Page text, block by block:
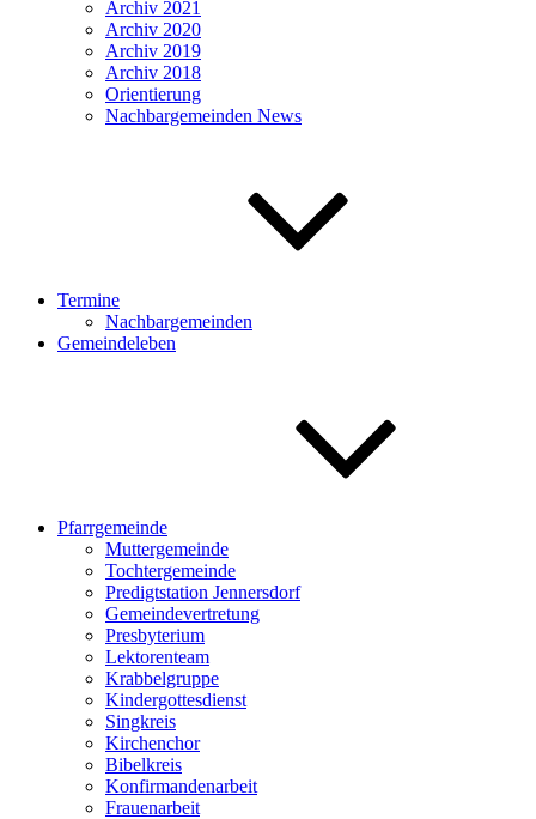
Archiv 2021
Archiv 2020
Archiv 2019
Archiv 2018
Orientierung
Nachbargemeinden News
Termine
Nachbargemeinden
Gemeindeleben
Pfarrgemeinde
Muttergemeinde
Tochtergemeinde
Predigtstation Jennersdorf
Gemeindevertretung
Presbyterium
Lektorenteam
Krabbelgruppe
Kindergottesdienst
Singkreis
Kirchenchor
Bibelkreis
Konfirmandenarbeit
Frauenarbeit